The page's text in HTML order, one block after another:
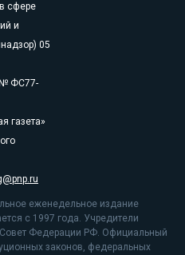
сфере
и
05
№ ФС77-
газета»
еженедельное издание
с 1997 года. Учредители
Совет Федерации РФ. Официальный
законов, федеральных